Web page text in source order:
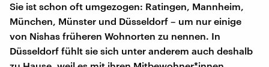
Sie ist schon oft umgezogen: Ratingen, Mannheim,
München, Münster und Düsseldorf – um nur einige
von Nishas früheren Wohnorten zu nennen. In
Düsseldorf fühlt sie sich unter anderem auch deshalb